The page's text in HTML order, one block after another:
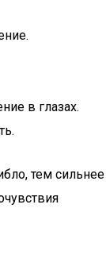
в глазах.
тем сильнее